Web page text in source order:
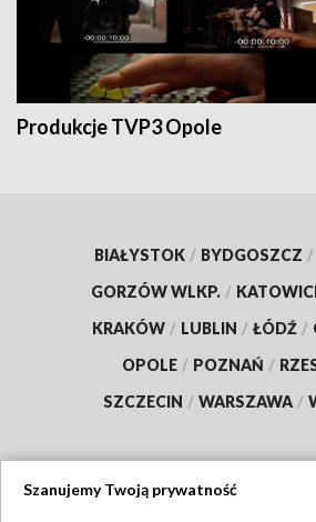
Produkcje TVP3 Opole
BIAŁYSTOK / BYDGOSZCZ /
GORZÓW WLKP. /
KRAKÓW / LUBLIN / ŁÓDŹ /
OPOLE / POZNAŃ /
SZCZECIN / WARSZAWA /
Szanujemy Twoją prywatność